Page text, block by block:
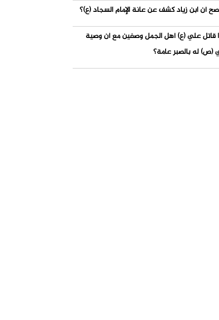
أن ابن زياد كشف عن عانة الإمام السجاد (ع)؟
قاتل علي (ع) أهل الجمل وصفين مع أن وصية
(ص) له بالصبر عامة؟